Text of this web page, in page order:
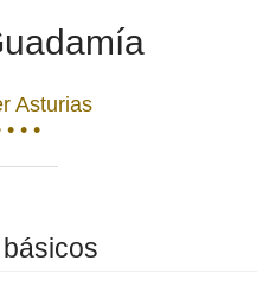
Asturias
• • •